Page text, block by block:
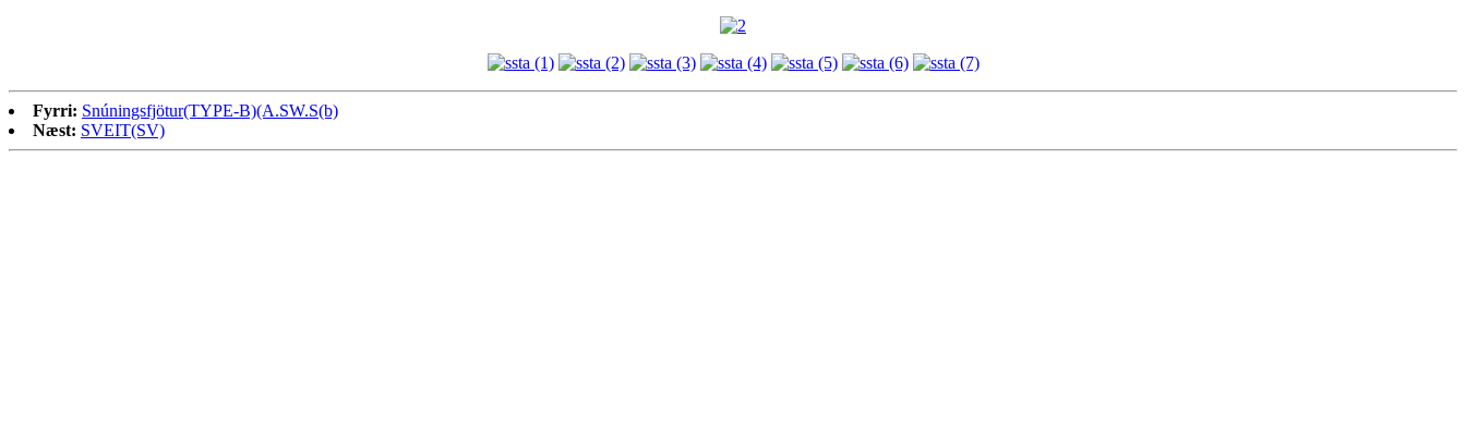
Fyrri: Snúningsfjötur(TYPE-B)(A.SW.S(b)
Næst: SVEIT(SV)